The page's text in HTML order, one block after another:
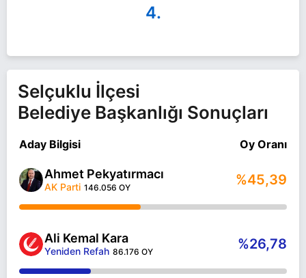
4.
Selçuklu İlçesi
Belediye Başkanlığı Sonuçları
Aday Bilgisi Oy Oranı
Ahmet Pekyatırmacı
AK Parti 146.056 OY %45,39
Ali Kemal Kara
Yeniden Refah 86.176 OY %26,78